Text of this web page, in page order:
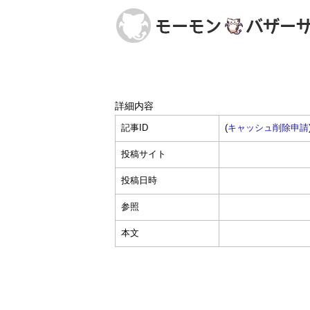
詳細内容
記事ID (キャッシュ削除申請
投稿サイト
投稿日時
参照
本文